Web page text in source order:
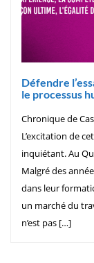
Défendre
le processus
Chronique de
L’excitation de
inquiétant. Au
Malgré des
dans leur
un marché du
n’est pas […]